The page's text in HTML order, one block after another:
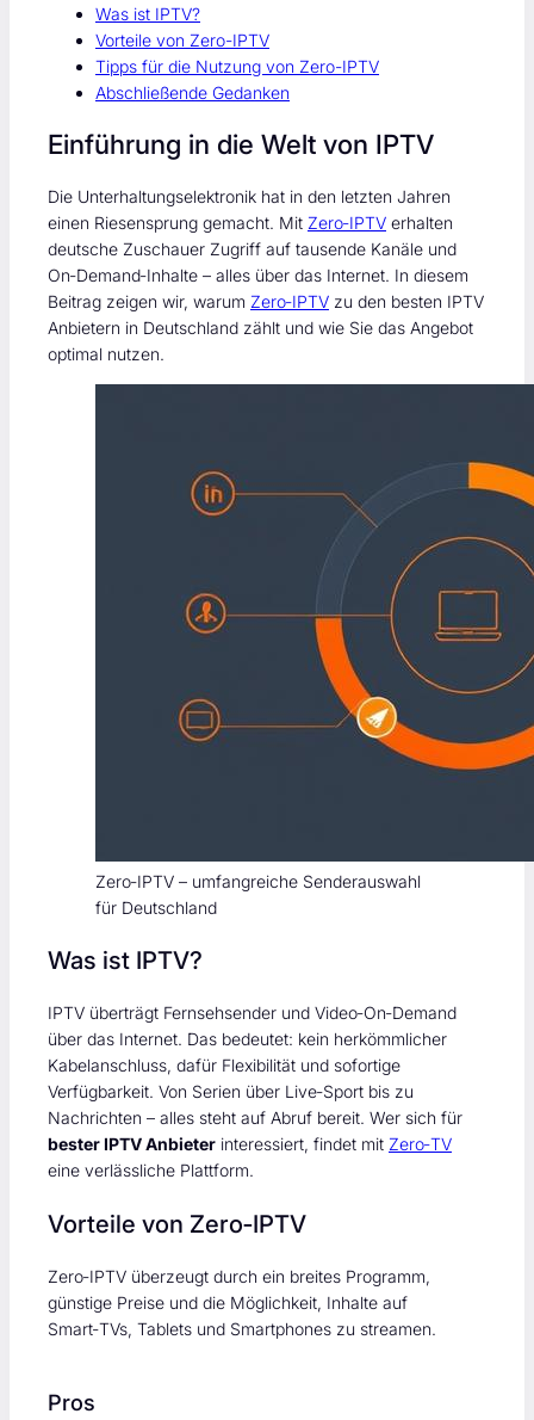
Was ist IPTV?
Vorteile von Zero-IPTV
Tipps für die Nutzung von Zero-IPTV
Abschließende Gedanken
Einführung in die Welt von IPTV
Die Unterhaltungselektronik hat in den letzten Jahren
einen Riesensprung gemacht. Mit Zero‑IPTV erhalten
deutsche Zuschauer Zugriff auf tausende Kanäle und
On‑Demand‑Inhalte – alles über das Internet. In diesem
Beitrag zeigen wir, warum Zero‑IPTV zu den besten IPTV
Anbietern in Deutschland zählt und wie Sie das Angebot
optimal nutzen.
Zero‑IPTV – umfangreiche Senderauswahl
für Deutschland
Was ist IPTV?
IPTV überträgt Fernsehsender und Video‑On‑Demand
über das Internet. Das bedeutet: kein herkömmlicher
Kabelanschluss, dafür Flexibilität und sofortige
Verfügbarkeit. Von Serien über Live‑Sport bis zu
Nachrichten – alles steht auf Abruf bereit. Wer sich für
bester IPTV Anbieter interessiert, findet mit Zero‑TV
eine verlässliche Plattform.
Vorteile von Zero‑IPTV
Zero‑IPTV überzeugt durch ein breites Programm,
günstige Preise und die Möglichkeit, Inhalte auf
Smart‑TVs, Tablets und Smartphones zu streamen.
Pros